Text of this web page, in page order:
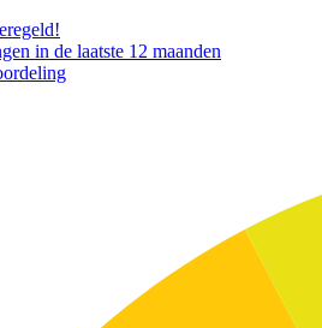
in de laatste 12 maanden